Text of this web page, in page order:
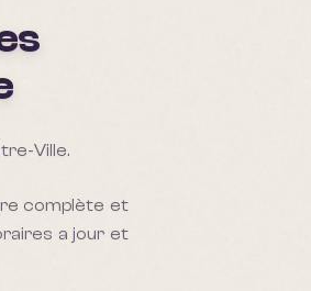
Ville.
complète et
a jour et